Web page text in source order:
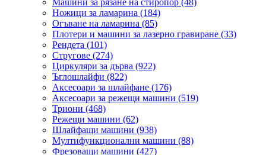
Машини за рязане на стиропор (48)
Ножици за ламарина (184)
Огъване на ламарина (85)
Плотери и машини за лазерно гравиране (33)
Рендета (101)
Стругове (274)
Циркуляри за дърва (922)
Ъглошлайфи (822)
Аксесоари за шлайфане (176)
Аксесоари за режещи машини (519)
Триони (468)
Режещи машини (62)
Шлайфащи машини (938)
Мултифункционални машини (88)
Фрезоващи машини (427)